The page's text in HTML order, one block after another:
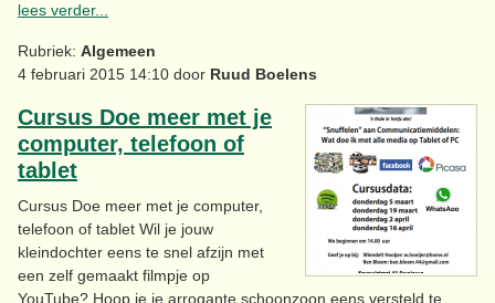
lees verder...
Rubriek: Algemeen
4 februari 2015 14:10 door Ruud Boelens
Cursus Doe meer met je
computer, telefoon of
tablet
Cursus Doe meer met je computer,
telefoon of tablet Wil je jouw
kleindochter eens te snel afzijn met
een zelf gemaakt filmpje op
YouTube? Hoop je je arrogante schoonzoon eens versteld te